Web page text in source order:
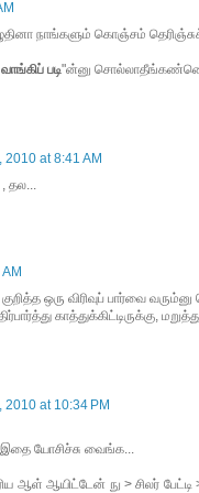
நாங்களும் கொஞ்சம்
படி"ன்னு
2010 at 8:41 AM
தல...
குறித்த ஒரு விரிவுப் பார்வை
காத்துக்கிட்டிருக்கு,
2010 at 10:34 PM
யோசிச்சு வைங்க...
ஆள் ஆயிட்டேன் நு > சிலர் பேட்டி